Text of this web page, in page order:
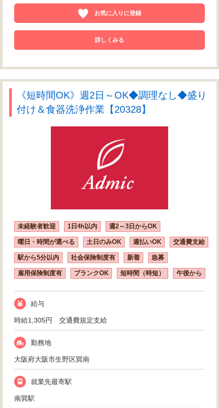
お気に入りに登録
詳しくみる
《短時間OK》週2日～OK◆調理なし◆盛り
付け＆食器洗浄作業【20328】
未経験者歓迎 1日4h以内 週2～3日からOK
曜日・時間が選べる 土日のみOK 週払いOK 交通費支給
駅から5分以内 社会保険制度有 新着 急募
雇用保険制度有 ブランクOK 短時間（時短） 午後から
給与
時給1,305円 交通費規定支給
勤務地
大阪府大阪市生野区巽南
就業先最寄駅
南巽駅